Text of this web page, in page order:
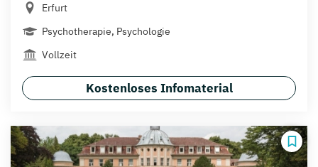
Erfurt
Psychotherapie, Psychologie
Vollzeit
Kostenloses Infomaterial